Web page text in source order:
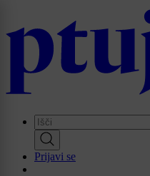
main
Prijavi se